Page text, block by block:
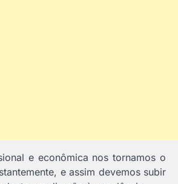
e econômica nos tornamos o
e assim devemos subir